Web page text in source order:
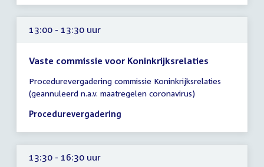
uur
13:00 - 13:30 uur
Vaste commissie voor Koninkrijksrelaties
vergadering
13:00
-
uur
Procedurevergadering commissie Koninkrijksrelaties
(geannuleerd n.a.v. maatregelen coronavirus)
Procedurevergadering
13:30 - 16:30 uur